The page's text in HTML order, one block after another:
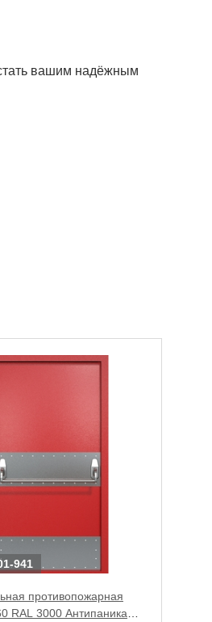
вашим надёжным
941
противопожарная
RAL 3000 Антипаника